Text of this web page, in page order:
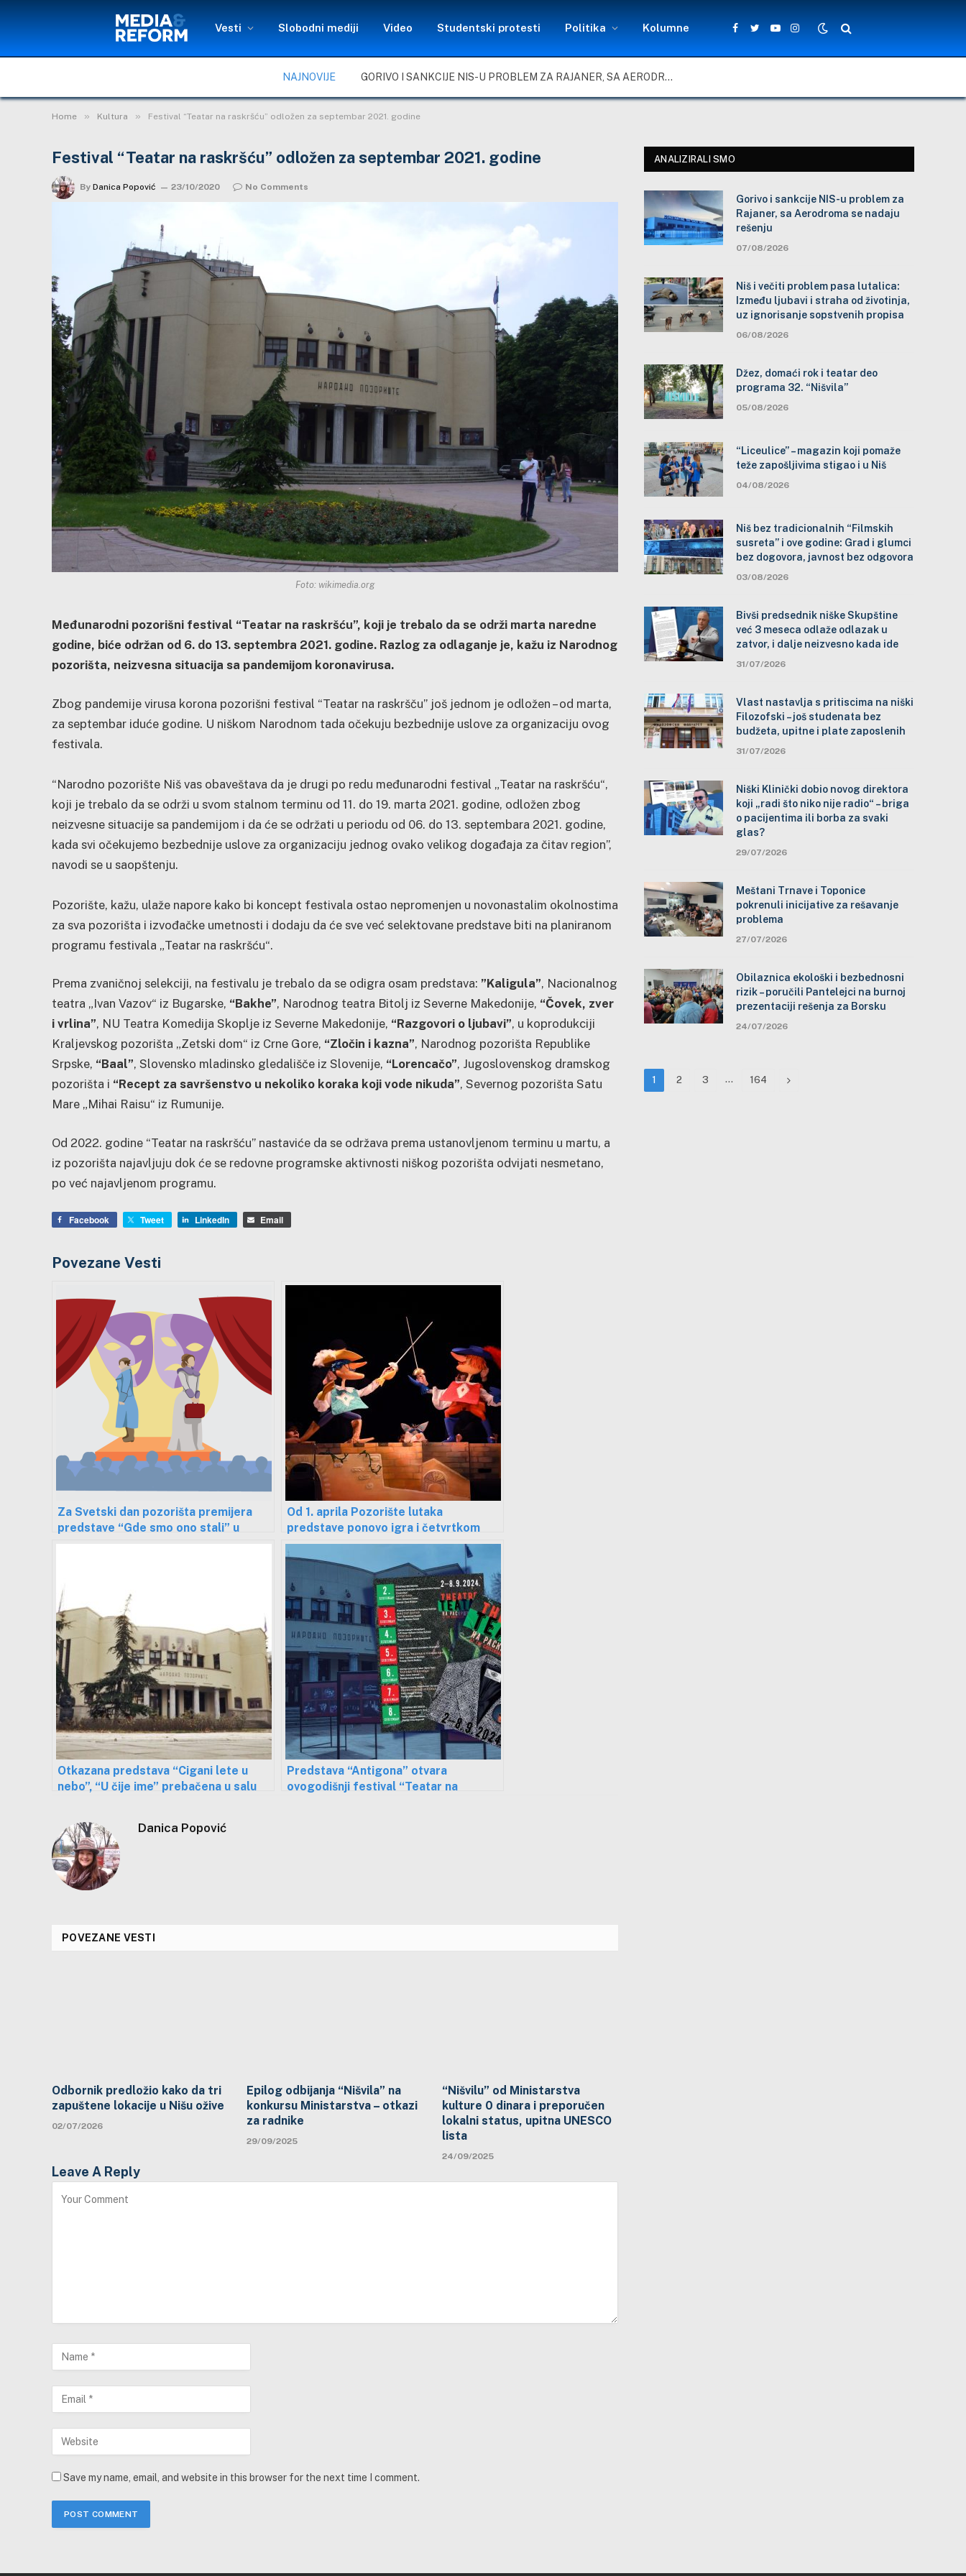
Vesti Slobodni mediji Video Studentski protesti Politika Kolumne
Facebook
TwitterYouTubeInstagram
NAJNOVIJE GORIVO I SANKCIJE NIS-U PROBLEM ZA RAJANER, SA AERODROMA SE NADAJU REŠENJU
Home » Kultura » Festival “Teatar na raskršću” odložen za septembar 2021. godine
Festival “Teatar na raskršću” odložen za septembar 2021. godine
By Danica Popović 23/10/2020 No Comments
Foto: wikimedia.org
Međunarodni pozorišni festival “Teatar na raskršću”, koji je trebalo da se održi marta naredne
godine, biće održan od 6. do 13. septembra 2021. godine. Razlog za odlaganje je, kažu iz Narodnog
pozorišta, neizvesna situacija sa pandemijom koronavirusa.
Zbog pandemije virusa korona pozorišni festival “Teatar na raskršču” još jednom je odložen – od marta,
za septembar iduće godine. U niškom Narodnom tada očekuju bezbednije uslove za organizaciju ovog
festivala.
“Narodno pozorište Niš vas obaveštava da je drugi po redu međunarodni festival „Teatar na raskršću“,
koji je trebalo da se održi u svom stalnom terminu od 11. do 19. marta 2021. godine, odložen zbog
neizvesne situacije sa pandemijom i da će se održati u periodu od 06. do 13. septembara 2021. godine,
kada svi očekujemo bezbednije uslove za organizaciju jednog ovako velikog događaja za čitav region”,
navodi se u saopštenju.
Pozorište, kažu, ulaže napore kako bi koncept festivala ostao nepromenjen u novonastalim okolnostima
za sva pozorišta i izvođačke umetnosti i dodaju da će sve već selektovane predstave biti na planiranom
programu festivala „Teatar na raskršću“.
Prema zvaničnoj selekciji, na festivalu je trebalo da se odigra osam predstava: ”Kaligula”, Nacionalnog
teatra „Ivan Vazov“ iz Bugarske, “Bakhe”, Narodnog teatra Bitolj iz Severne Makedonije, “Čovek, zver
i vrlina”, NU Teatra Komedija Skoplje iz Severne Makedonije, “Razgovori o ljubavi”, u koprodukciji
Kraljevskog pozorišta „Zetski dom“ iz Crne Gore, “Zločin i kazna”, Narodnog pozorišta Republike
Srpske, “Baal”, Slovensko mladinsko gledališče iz Slovenije, “Lorencačo”, Jugoslovenskog dramskog
pozorišta i “Recept za savršenstvo u nekoliko koraka koji vode nikuda”, Severnog pozorišta Satu
Mare „Mihai Raisu“ iz Rumunije.
Od 2022. godine “Teatar na raskršću” nastaviće da se održava prema ustanovljenom terminu u martu, a
iz pozorišta najavljuju dok će se redovne programske aktivnosti niškog pozorišta odvijati nesmetano,
po već najavljenom programu.
Facebook Tweet LinkedIn Email
Povezane Vesti
Za Svetski dan pozorišta premijera
predstave “Gde smo ono stali” u
niškom Narodnom
Od 1. aprila Pozorište lutaka
predstave ponovo igra i četvrtkom
Otkazana predstava “Cigani lete u
nebo”, “U čije ime” prebačena u salu
Predstava “Antigona” otvara
ovogodišnji festival “Teatar na
Danica Popović
POVEZANE VESTI
Odbornik predložio kako da tri
zapuštene lokacije u Nišu ožive
02/07/2026
Epilog odbijanja “Nišvila” na
konkursu Ministarstva – otkazi
za radnike
29/09/2025
“Nišvilu” od Ministarstva
kulture 0 dinara i preporučen
lokalni status, upitna UNESCO
lista
24/09/2025
Leave A Reply
Save my name, email, and website in this browser for the next time I comment.
ANALIZIRALI SMO
Gorivo i sankcije NIS-u problem za
Rajaner, sa Aerodroma se nadaju
rešenju
07/08/2026
Niš i večiti problem pasa lutalica:
Između ljubavi i straha od životinja,
uz ignorisanje sopstvenih propisa
06/08/2026
Džez, domaći rok i teatar deo
programa 32. “Nišvila”
05/08/2026
“Liceulice” – magazin koji pomaže
teže zapošljivima stigao i u Niš
04/08/2026
Niš bez tradicionalnih “Filmskih
susreta” i ove godine: Grad i glumci
bez dogovora, javnost bez odgovora
03/08/2026
Bivši predsednik niške Skupštine
već 3 meseca odlaže odlazak u
zatvor, i dalje neizvesno kada ide
31/07/2026
Vlast nastavlja s pritiscima na niški
Filozofski – još studenata bez
budžeta, upitne i plate zaposlenih
31/07/2026
Niški Klinički dobio novog direktora
koji „radi što niko nije radio“ – briga
o pacijentima ili borba za svaki
glas?
29/07/2026
Meštani Trnave i Toponice
pokrenuli inicijative za rešavanje
problema
27/07/2026
Obilaznica ekološki i bezbednosni
rizik – poručili Pantelejci na burnoj
prezentaciji rešenja za Borsku
24/07/2026
1 2 3 … 164 Next